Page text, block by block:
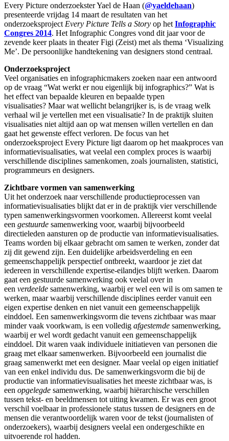
Every Picture onderzoekster Yael de Haan (@yaeldehaan)
presenteerde vrijdag 14 maart de resultaten van het
onderzoeksproject Every Picture Tells a Story op het Infographic
Congres 2014. Het Infographic Congres vond dit jaar voor de
zevende keer plaats in theater Figi (Zeist) met als thema ‘Visualizing
Me’. De persoonlijke handtekening van designers stond centraal.
Onderzoeksproject
Veel organisaties en infographicmakers zoeken naar een antwoord
op de vraag “Wat werkt er nou eigenlijk bij infographics?” Wat is
het effect van bepaalde kleuren en bepaalde typen
visualisaties? Maar wat wellicht belangrijker is, is de vraag welk
verhaal wil je vertellen met een visualisatie? In de praktijk sluiten
visualisaties niet altijd aan op wat mensen willen vertellen en dan
gaat het gewenste effect verloren. De focus van het
onderzoeksproject Every Picture ligt daarom op het maakproces van
informatievisualisaties, wat veelal een complex proces is waarbij
verschillende disciplines samenkomen, zoals journalisten, statistici,
programmeurs en designers.
Zichtbare vormen van samenwerking
Uit het onderzoek naar verschillende productieprocessen van
informatievisualisaties blijkt dat er in de praktijk vier verschillende
typen samenwerkingsvormen voorkomen. Allereerst komt veelal
een gestuurde samenwerking voor, waarbij bijvoorbeeld
directieleden aansturen op de productie van informatievisualisaties.
Teams worden bij elkaar gebracht om samen te werken, zonder dat
zij dit gewend zijn. Een duidelijke arbeidsverdeling en een
gemeenschappelijk perspectief ontbreekt, waardoor je ziet dat
iedereen in verschillende expertise-eilandjes blijft werken. Daarom
gaat een gestuurde samenwerking ook veelal over in
een verdeelde samenwerking, waarbij er wel een wil is om samen te
werken, maar waarbij verschillende disciplines eerder vanuit een
eigen expertise denken en niet vanuit een gemeenschappelijk
einddoel. Een samenwerkingsvorm die tevens zichtbaar was maar
minder vaak voorkwam, is een volledig afgestemde samenwerking,
waarbij er wel wordt gedacht vanuit een gemeenschappelijk
einddoel. Dit waren vaak individuele initiatieven van personen die
graag met elkaar samenwerken. Bijvoorbeeld een journalist die
graag samenwerkt met een designer. Maar veelal op eigen initiatief
van een enkel individu dus. De samenwerkingsvorm die bij de
productie van informatievisualisaties het meeste zichtbaar was, is
een opgelegde samenwerking, waarbij hiërarchische verschillen
tussen tekst- en beeldmensen tot uiting kwamen. Er was een groot
verschil voelbaar in professionele status tussen de designers en de
mensen die verantwoordelijk waren voor de tekst (journalisten of
onderzoekers), waarbij designers veelal een ondergeschikte en
uitvoerende rol hadden.